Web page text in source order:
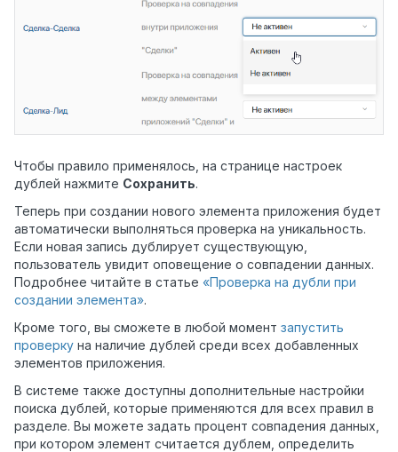
Чтобы правило применялось, на странице настроек
дублей нажмите Сохранить.
Теперь при создании нового элемента приложения будет
автоматически выполняться проверка на уникальность.
Если новая запись дублирует существующую,
пользователь увидит оповещение о совпадении данных.
Подробнее читайте в статье «Проверка на дубли при
создании элемента».
Кроме того, вы сможете в любой момент запустить
проверку на наличие дублей среди всех добавленных
элементов приложения.
В системе также доступны дополнительные настройки
поиска дублей, которые применяются для всех правил в
разделе. Вы можете задать процент совпадения данных,
при котором элемент считается дублем, определить